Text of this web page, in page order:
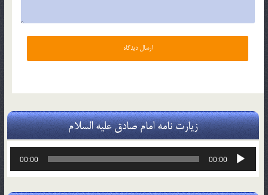
زیارت نامه امام صادق علیه السلام
پخش‌کننده
00:00
00:00